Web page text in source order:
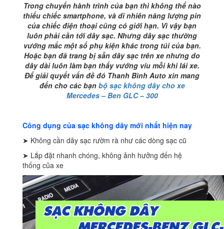
Hóc
Môn
lượng
Trong chuyến hành trình của bạn thì không thể nào
thiếu chiếc smartphone, và dĩ nhiên năng lượng pin
của chiếc điện thoại cũng có giới hạn. Vì vậy bạn
luôn phải cần tới dây sạc. Nhưng dây sạc thường
vướng mắc một số phụ kiện khác trong túi của bạn.
Hoặc bạn đã trang bị sẵn dây sạc trên xe nhưng do
dây dài luôn làm bạn thấy vướng víu mỗi khi lái xe.
Để giải quyết vấn đề đó Thanh Bình Auto xin mang
đến cho các bạn bộ sạc không dây cho xe
Mercedes – Ben GLC – 300
Công dụng của sạc không dây mới nhất hiện nay
➤ Không cần dây sạc rườm rà như các dòng sạc cũ
➤ Lắp đặt nhanh chóng, không ảnh hưởng đến hệ
thống của xe